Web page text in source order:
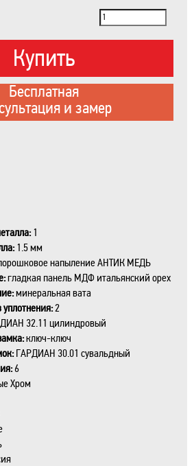
Купить
Бесплатная
и замер
1
1.5 мм
напыление АНТИК МЕДЬ
гладкая панель МДФ итальянский орех
минеральная вата
уплотнения:2
32.11 цилиндровый
ключ-ключ
ГАРДИАН 30.01 сувальдный
6
Xром